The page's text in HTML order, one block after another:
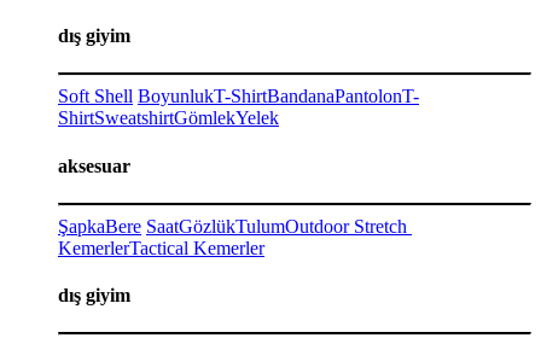
dış giyim
Soft Shell BoyunlukT-ShirtBandanaPantolonT-
ShirtSweatshirtGömlekYelek
aksesuar
ŞapkaBere SaatGözlükTulumOutdoor Stretch
KemerlerTactical Kemerler
dış giyim